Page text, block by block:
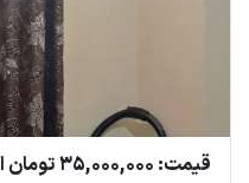
قیمت: 35,000,000 تومان اجاره